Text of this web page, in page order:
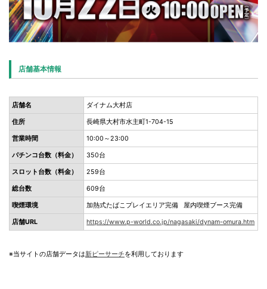
店舗基本情報
店舗名 ダイナム大村店
住所 長崎県大村市水主町1-704-15
営業時間 10:00～23:00
パチンコ台数（料金） 350台
スロット台数（料金） 259台
総台数 609台
喫煙環境 加熱式たばこプレイエリア完備 屋内喫煙ブース完備
店舗URL https://www.p-world.co.jp/nagasaki/dynam-omura.htm
※当サイトの店舗データは新ピーサーチを利用しております